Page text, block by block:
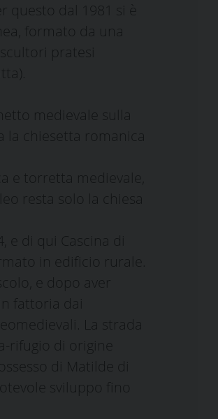
dal 1981 si è
formato da una
pratesi
medievale sulla
la chiesetta romanica
e torretta medievale,
resta solo la chiesa
di qui Cascina di
in edificio rurale.
e dopo aver
fattoria dai
La strada
di origine
di Matilde di
sviluppo fino